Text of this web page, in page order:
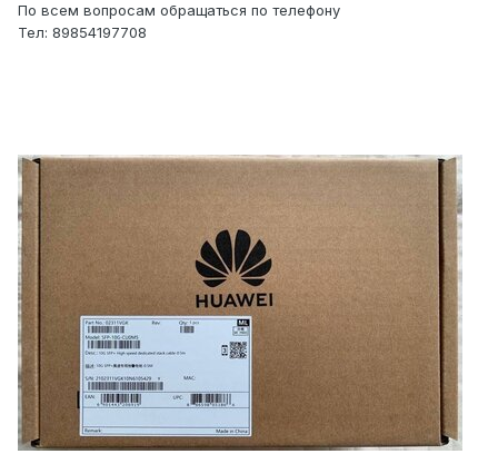
По всем вопросам обращаться по телефону
Тел: 89854197708